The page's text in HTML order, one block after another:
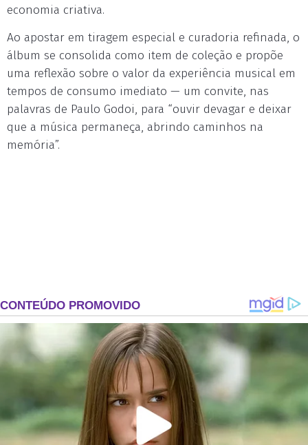
economia criativa.
Ao apostar em tiragem especial e curadoria refinada, o
álbum se consolida como item de coleção e propõe
uma reflexão sobre o valor da experiência musical em
tempos de consumo imediato — um convite, nas
palavras de Paulo Godoi, para “ouvir devagar e deixar
que a música permaneça, abrindo caminhos na
memória”.